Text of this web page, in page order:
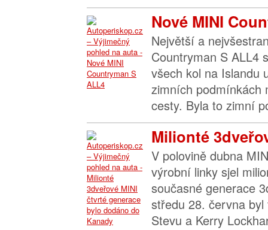
Nové MINI
Největší a
Countryman S ALL4
všech kol na Islandu
zimních podmínkách
cesty. Byla to zimní
Milionté
V polovině dubna
výrobní linky sjel
současné generace
středu 28. června
Stevu a Kerry